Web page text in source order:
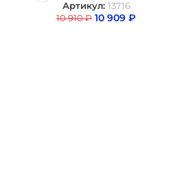
Артикул: 13716
10 910₽ 10 909 ₽